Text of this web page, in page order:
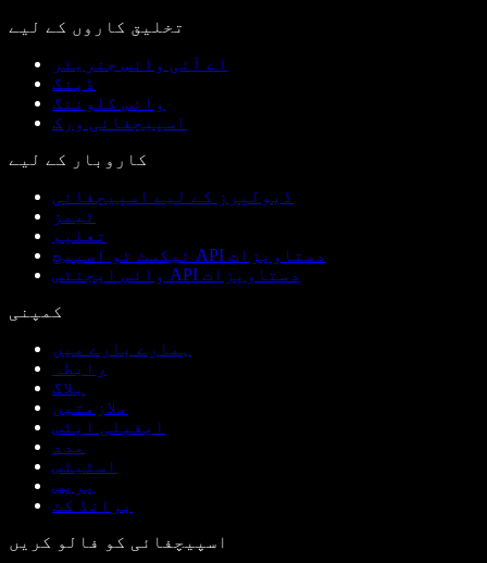
تخلیق کاروں کے لیے
اے آئی وائس جنریٹر
ڈبنگ
وائس کلوننگ
اسپیچفائی ورک
کاروبار کے لیے
ڈیولپرز کے لیے اسپیچفائی
ٹیمز
تعلیم
ٹیکسٹ ٹو اسپیچ API دستاویزات
وائس ایجنٹس API دستاویزات
کمپنی
ہمارے بارے میں
رابطہ
بلاگ
ملازمتیں
ایفیلی ایٹس
مدد
اسٹیٹس
پریس
برانڈ کٹ
اسپیچفائی کو فالو کریں